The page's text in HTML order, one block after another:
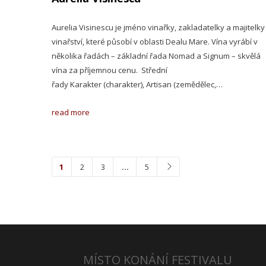
Aurelia Visinescu je jméno vinařky, zakladatelky a majitelky
vinařství, které působí v oblasti Dealu Mare. Vína vyrábí v
několika řadách – základní řada Nomad a Signum – skvělá
vína za příjemnou cenu. Střední
řady Karakter (charakter), Artisan (zemědělec,…
read more
1 2 3 … 5
MÍSTO KONÁNÍ FESTIVALU